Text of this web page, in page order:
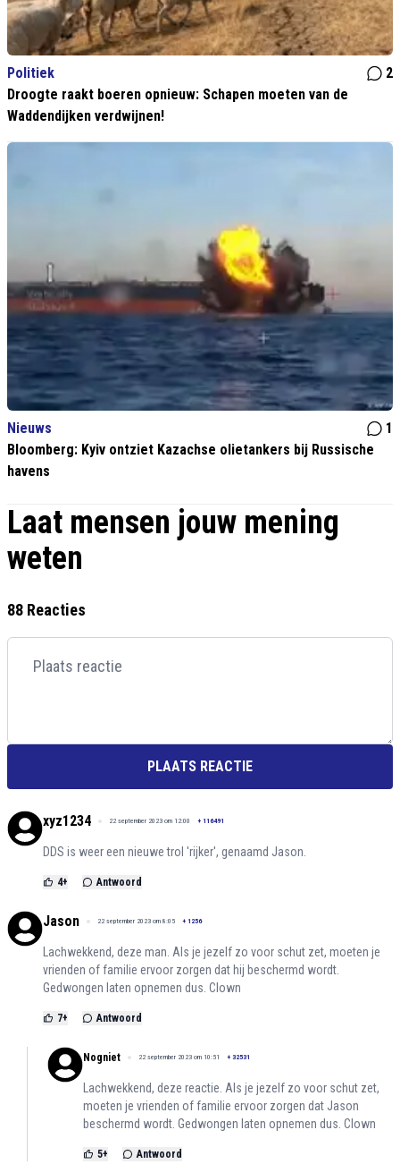
Politiek
2
Droogte raakt boeren opnieuw: Schapen moeten van de
Waddendijken verdwijnen!
Nieuws
1
Bloomberg: Kyiv ontziet Kazachse olietankers bij Russische
havens
Laat mensen jouw mening
weten
88 Reacties
PLAATS REACTIE
xyz1234 22 september 2023 om 12:00 + 116491
DDS is weer een nieuwe trol 'rijker', genaamd Jason.
4+ Antwoord
Jason 22 september 2023 om 8:05 + 1256
Lachwekkend, deze man. Als je jezelf zo voor schut zet, moeten je
vrienden of familie ervoor zorgen dat hij beschermd wordt.
Gedwongen laten opnemen dus. Clown
7+ Antwoord
Nogniet 22 september 2023 om 10:51 + 32531
Lachwekkend, deze reactie. Als je jezelf zo voor schut zet,
moeten je vrienden of familie ervoor zorgen dat Jason
beschermd wordt. Gedwongen laten opnemen dus. Clown
5+ Antwoord